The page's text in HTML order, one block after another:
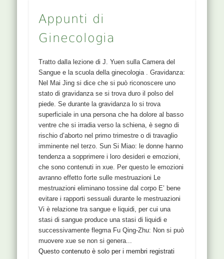
Appunti di
Ginecologia
Tratto dalla lezione di J. Yuen sulla Camera del
Sangue e la scuola della ginecologia . Gravidanza:
Nel Mai Jing si dice che si può riconoscere uno
stato di gravidanza se si trova duro il polso del
piede. Se durante la gravidanza lo si trova
superficiale in una persona che ha dolore al basso
ventre che si irradia verso la schiena, è segno di
rischio d’aborto nel primo trimestre o di travaglio
imminente nel terzo. Sun Si Miao: le donne hanno
tendenza a sopprimere i loro desideri e emozioni,
che sono contenuti in xue. Per questo le emozioni
avranno effetto forte sulle mestruazioni Le
mestruazioni eliminano tossine dal corpo E’ bene
evitare i rapporti sessuali durante le mestruazioni
Vi è relazione tra sangue e liquidi, per cui una
stasi di sangue produce una stasi di liquidi e
successivamente flegma Fu Qing-Zhu: Non si può
muovere xue se non si genera...
Questo contenuto è solo per i membri registrati